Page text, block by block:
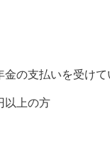
金の支払いを受けて
以上の方